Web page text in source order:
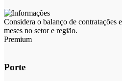
Considera o balanço de contratações
meses no setor e região.
Premium
Porte